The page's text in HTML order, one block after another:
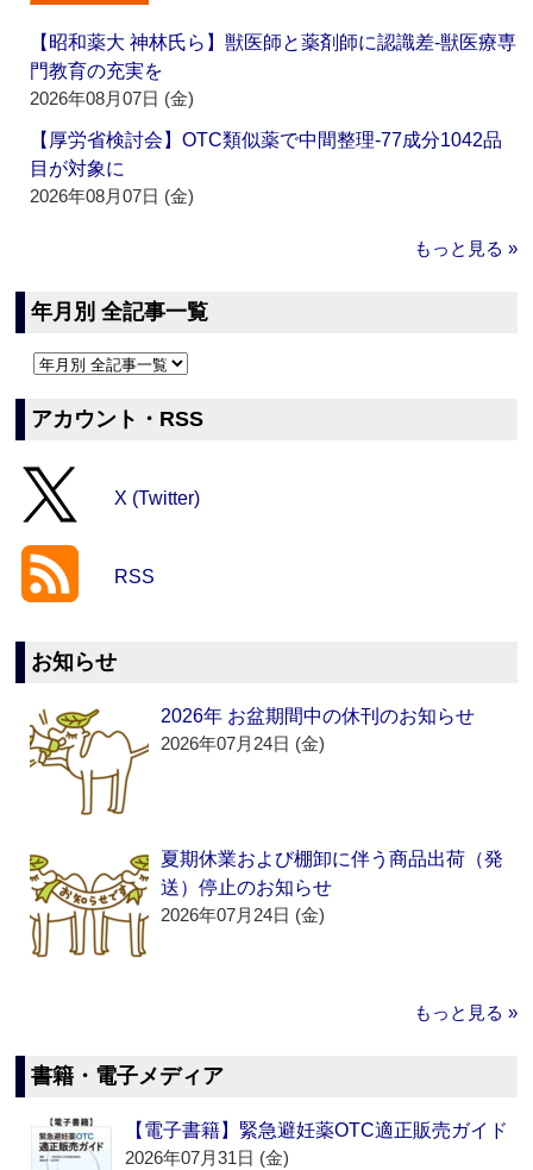
【昭和薬大 神林氏ら】獣医師と薬剤師に認識差‐獣医療専
門教育の充実を
2026年08月07日 (金)
【厚労省検討会】OTC類似薬で中間整理‐77成分1042品
目が対象に
2026年08月07日 (金)
もっと見る »
年月別 全記事一覧
アカウント・RSS
X (Twitter)
RSS
お知らせ
2026年 お盆期間中の休刊のお知らせ
2026年07月24日 (金)
夏期休業および棚卸に伴う商品出荷（発
送）停止のお知らせ
2026年07月24日 (金)
もっと見る »
書籍・電子メディア
【電子書籍】緊急避妊薬OTC適正販売ガイド
2026年07月31日 (金)